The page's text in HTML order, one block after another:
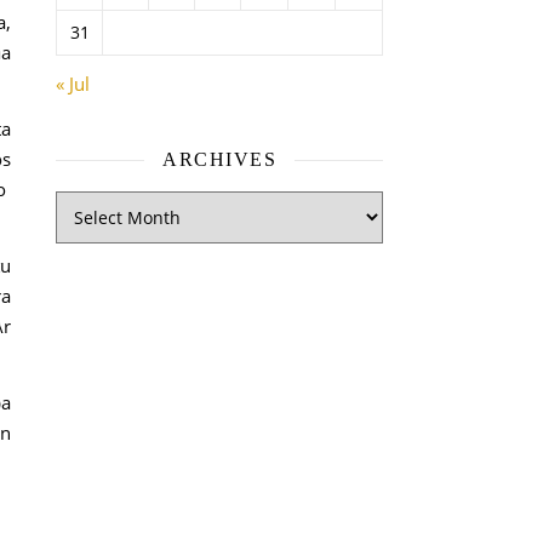
31
« Jul
ARCHIVES